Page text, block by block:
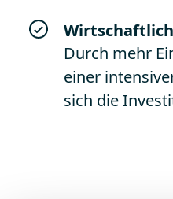
Durch mehr
einer
sich die